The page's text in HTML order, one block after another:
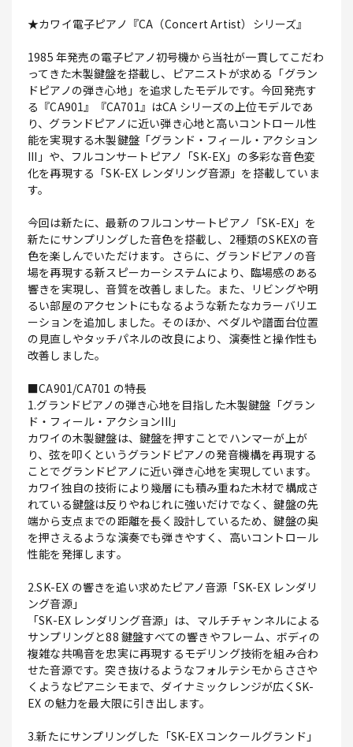
★カワイ電子ピアノ『CA（Concert Artist）シリーズ』
1985 年発売の電子ピアノ初号機から当社が一貫してこだわ
ってきた木製鍵盤を搭載し、ピアニストが求める「グラン
ドピアノの弾き心地」を追求したモデルです。今回発売す
る『CA901』『CA701』はCA シリーズの上位モデルであ
り、グランドピアノに近い弾き心地と高いコントロール性
能を実現する木製鍵盤「グランド・フィール・アクション
III」や、フルコンサートピアノ「SK-EX」の多彩な音色変
化を再現する「SK-EX レンダリング音源」を搭載していま
す。
今回は新たに、最新のフルコンサートピアノ「SK-EX」を
新たにサンプリングした音色を搭載し、2種類のSKEXの音
色を楽しんでいただけます。さらに、グランドピアノの音
場を再現する新スピーカーシステムにより、臨場感のある
響きを実現し、音質を改善しました。また、リビングや明
るい部屋のアクセントにもなるような新たなカラーバリエ
ーションを追加しました。そのほか、ペダルや譜面台位置
の見直しやタッチパネルの改良により、演奏性と操作性も
改善しました。
■CA901/CA701 の特長
1.グランドピアノの弾き心地を目指した木製鍵盤「グラン
ド・フィール・アクションIII」
カワイの木製鍵盤は、鍵盤を押すことでハンマーが上が
り、弦を叩くというグランドピアノの発音機構を再現する
ことでグランドピアノに近い弾き心地を実現しています。
カワイ独自の技術により幾層にも積み重ねた木材で構成さ
れている鍵盤は反りやねじれに強いだけでなく、鍵盤の先
端から支点までの距離を長く設計しているため、鍵盤の奥
を押さえるような演奏でも弾きやすく、高いコントロール
性能を発揮します。
2.SK-EX の響きを追い求めたピアノ音源「SK-EX レンダリ
ング音源」
「SK-EX レンダリング音源」は、マルチチャンネルによる
サンプリングと88 鍵盤すべての響きやフレーム、ボディの
複雑な共鳴音を忠実に再現するモデリング技術を組み合わ
せた音源です。突き抜けるようなフォルテシモからささや
くようなピアニシモまで、ダイナミックレンジが広くSK-
EX の魅力を最大限に引き出します。
3.新たにサンプリングした「SK-EX コンクールグランド」